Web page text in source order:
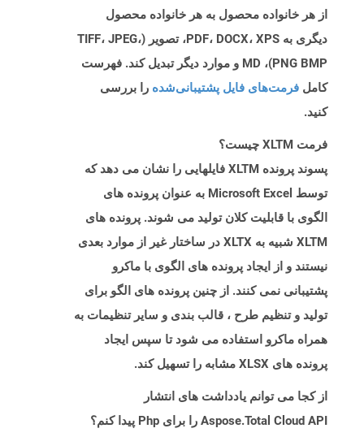
از هر خانواده محصول به هر خانواده محصول
دیگری به PDF، DOCX، XPS، تصویر (TIFF، JPEG،
PNG BMP)، MD و موارد دیگر تبدیل کند. فهرست
کامل فرمت‌های فایل پشتیبانی‌شده را بررسی
کنید.
فرمت XLTM چیست؟
پسوند پرونده XLTM فایلهایی را نشان می دهد که
توسط Microsoft Excel به عنوان پرونده های
الگوی با قابلیت کلان تولید می شوند. پرونده های
XLTM شبیه به XLTX در ساختار غیر از موارد بعدی
نیستند و از ایجاد پرونده های الگوی با ماکرو
پشتیبانی نمی کنند. از چنین پرونده های الگو برای
تولید و تنظیم طرح ، قالب بندی و سایر تنظیمات به
همراه ماکرو استفاده می شود تا سپس ایجاد
پرونده های XLSX مشابه را تسهیل کند.
از کجا می توانم یادداشت های انتشار
Aspose.Total Cloud API را برای Php پیدا کنم؟